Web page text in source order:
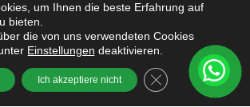
um Ihnen die beste Erfahrung auf
bieten.
die von uns verwendeten Cookies
Einstellungen deaktivieren.
Ich akzeptiere nicht GDPR Cookie-